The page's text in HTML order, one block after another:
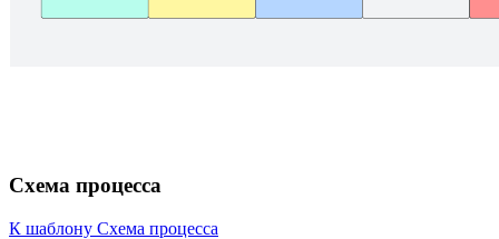
Схема процесса
К шаблону Схема процесса